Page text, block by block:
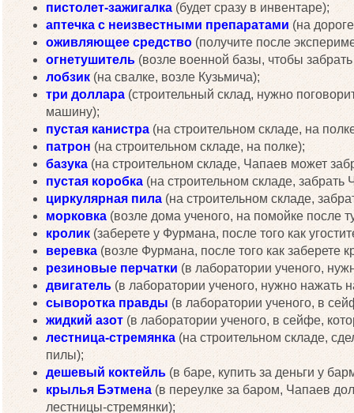
пистолет-зажигалка(будет сразу в инвентаре);
аптечка с неизвестными препаратами (на
оживляющее средство (получите после
огнетушитель (возле военной базы, чтобы
лобзик (на свалке, возле Кузьмича);
три доллара (строительный склад, нужно
машину);
пустая канистра (на строительном складе, на
патрон (на строительном складе, на полке);
базука (на строительном складе, Чапаев может
пустая коробка (на строительном складе,
циркулярная пила (на строительном складе,
морковка (возле дома ученого, на помойке после
кролик (заберете у Фурмана, после того как
веревка (возле Фурмана, после того как заберете
резиновые перчатки (в лаборатории ученого,
двигатель (в лаборатории ученого, нужно нажать
сыворотка правды (в лаборатории ученого, в
жидкий азот (в лаборатории ученого, в сейфе,
лестница-стремянка (на строительном складе,
пилы);
дешевый коктейль (в баре, купить за деньги у
крылья Бэтмена (в переулке за баром, Чапаев
лестницы-стремянки);